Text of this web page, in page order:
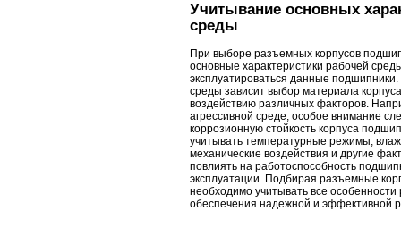
Учитывание основных
среды
При выборе разъемных корпусов
основные характеристики рабочей
эксплуатироваться данные
среды зависит выбор материала
воздействию различных факторов.
агрессивной среде, особое внимание
коррозионную стойкость корпуса
учитывать температурные режимы,
механические воздействия и другие
повлиять на работоспособность
эксплуатации. Подбирая разъемные
необходимо учитывать все
обеспечения надежной и эффективной